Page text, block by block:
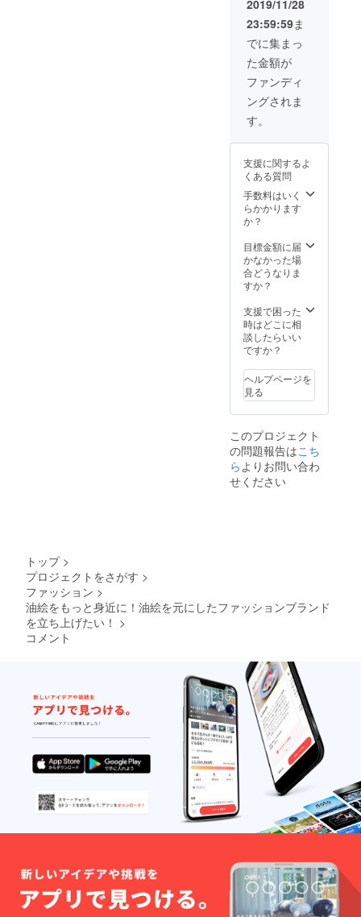
2019/11/28
23:59:59ま
でに集まっ
た金額が
ファンディ
ングされま
す。
支援に関するよ
くある質問
手数料はいく
らかかります
か？
目標金額に届
かなかった場
合どうなりま
すか？
支援で困った
時はどこに相
談したらいい
ですか？
ヘルプページを
見る
このプロジェクト
の問題報告はこち
らよりお問い合わ
せください
トップ >
プロジェクトをさがす >
ファッション >
油絵をもっと身近に！油絵を元にしたファッションブランド
を立ち上げたい！ >
コメント